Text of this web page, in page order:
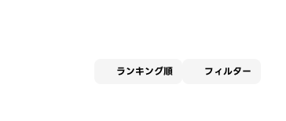
ランキング順 フィルター